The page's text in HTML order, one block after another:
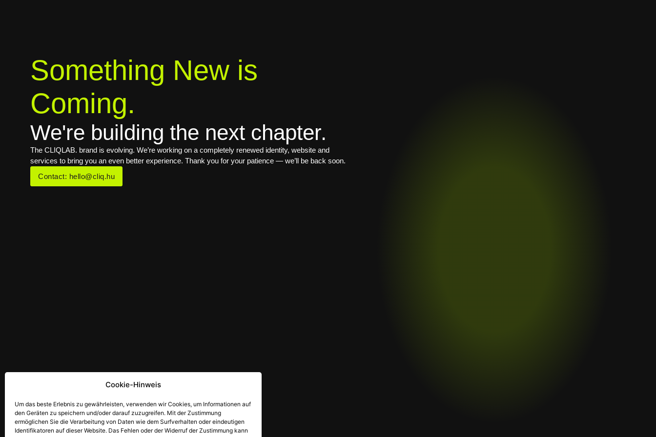
Cookie-Hinweis
Um das beste Erlebnis zu gewährleisten, verwenden wir Cookies, um Informationen auf
den Geräten zu speichern und/oder darauf zuzugreifen. Mit der Zustimmung
ermöglichen Sie die Verarbeitung von Daten wie dem Surfverhalten oder eindeutigen
Identifikatoren auf dieser Website. Das Fehlen oder der Widerruf der Zustimmung kann
Something New is
Coming.
We're building the next chapter.
The CLIQLAB. brand is evolving. We’re working on a completely renewed identity, website and
services to bring you an even better experience. Thank you for your patience — we’ll be back soon.
Contact: hello@cliq.hu